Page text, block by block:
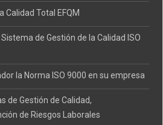
Calidad Total EFQM
de Gestión de la Calidad ISO
la Norma ISO 9000 en su empresa
de Gestión de Calidad,
de Riesgos Laborales